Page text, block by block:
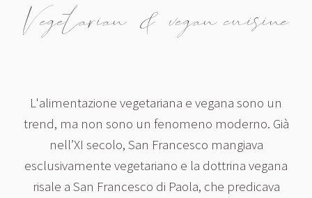
Vegetarian & vegan cuisine
L'alimentazione vegetariana e vegana sono un
trend, ma non sono un fenomeno moderno. Già
nell’XI secolo, San Francesco mangiava
esclusivamente vegetariano e la dottrina vegana
risale a San Francesco di Paola, che predicava